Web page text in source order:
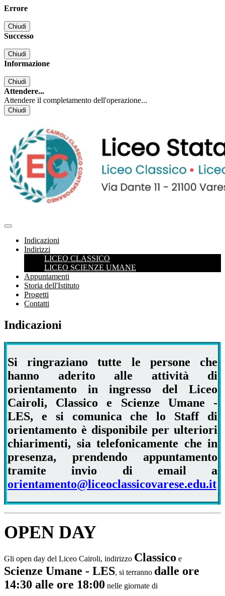
Errore
Chiudi
Successo
Chiudi
Informazione
Chiudi
Attendere...
Attendere il completamento dell'operazione...
Chiudi
Indicazioni
Indirizzi
LICEO CLASSICO
LICEO SCIENZE UMANE
Appuntamenti
Storia dell'Istituto
Progetti
Contatti
Indicazioni
Si ringraziano tutte le persone che
hanno aderito alle attività di
orientamento in ingresso del Liceo
Cairoli, Classico e Scienze Umane -
LES, e si comunica che lo Staff di
orientamento è disponibile per ulteriori
chiarimenti, sia telefonicamente che in
presenza, prendendo appuntamento
tramite invio di email a
orientamento@liceoclassicovarese.edu.it
OPEN DAY
Gli open day del Liceo Cairoli, indirizzo Classico e
Scienze Umane - LES, si terranno dalle ore
14:30 alle ore 18:00 nelle giornate di